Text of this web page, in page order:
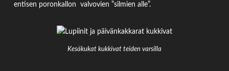
entisen poronkallon valvovien ”silmien alle”.
Kesäkukat kukkivat teiden varsilla